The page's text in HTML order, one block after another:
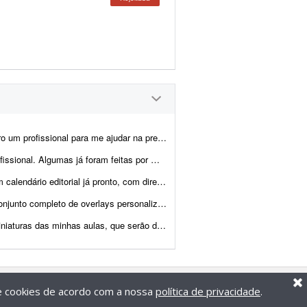
montagem dos produtos e criação das imagens para e-commerce e an&uacu...
ser melhoradas. Algumas pretendo manter como est&ati...
direcionamento de headlines, subheadlines e ...
transmissões na Twitch. O objetivo é aprimorar a experiência ...
uma área de membros. Preciso de alguém que produza essas artes segu...
de acordo com a nossa política de privacidade.